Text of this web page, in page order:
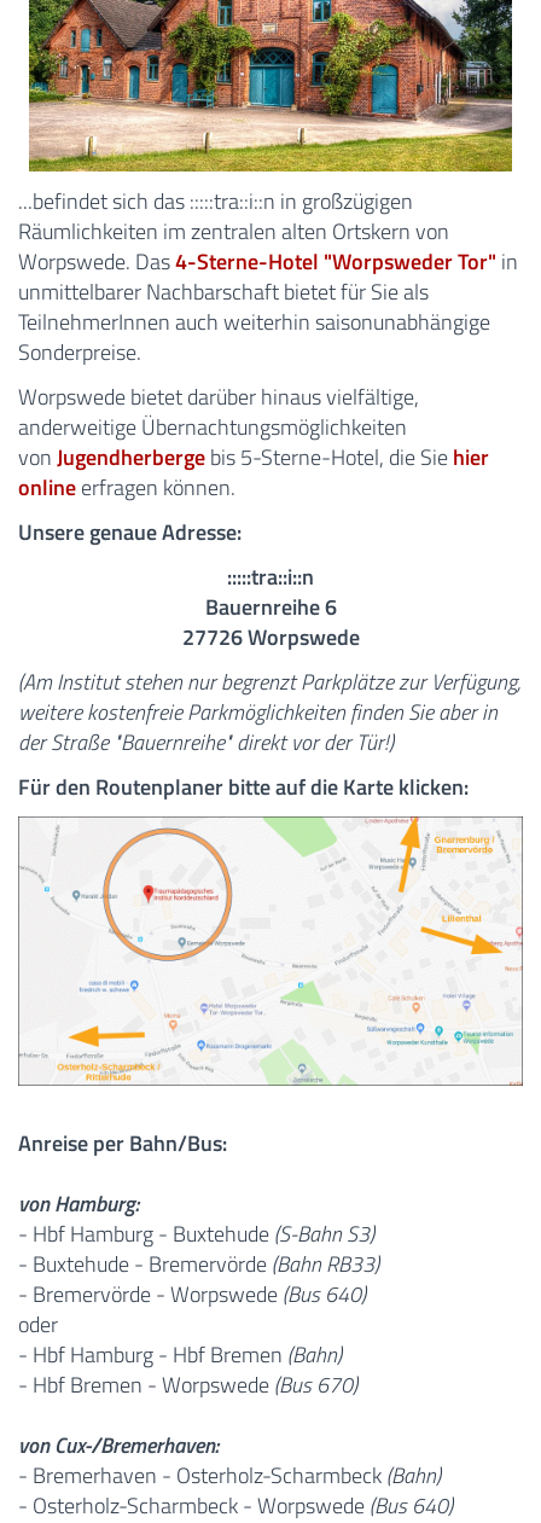
...befindet sich das :::::tra::i::n in großzügigen
Räumlichkeiten im zentralen alten Ortskern von
Worpswede. Das4-Sterne-Hotel "Worpsweder Tor" in
unmittelbarer Nachbarschaft bietet für Sie als
TeilnehmerInnen auch weiterhin saisonunabhängige
Sonderpreise.
Worpswede bietet darüber hinaus vielfältige,
anderweitige Übernachtungsmöglichkeiten
vonJugendherbergebis 5-Sterne-Hotel, die Siehier
onlineerfragen können.
Unsere genaue Adresse:
:::::tra::i::n
Bauernreihe 6
27726 Worpswede
(Am Institut stehen nur begrenzt Parkplätze zur Verfügung,
weitere kostenfreie Parkmöglichkeiten finden Sie aber in
der Straße "Bauernreihe" direkt vor der Tür!)
Für den Routenplaner bitte auf die Karte klicken:
Anreise per Bahn/Bus:
von Hamburg:
- Hbf Hamburg - Buxtehude(S-Bahn S3)
- Buxtehude - Bremervörde(Bahn RB33)
- Bremervörde - Worpswede(Bus 640)
oder
- Hbf Hamburg - Hbf Bremen (Bahn)
- Hbf Bremen - Worpswede(Bus 670)
von Cux-/Bremerhaven:
- Bremerhaven - Osterholz-Scharmbeck(Bahn)
- Osterholz-Scharmbeck - Worpswede(Bus 640)